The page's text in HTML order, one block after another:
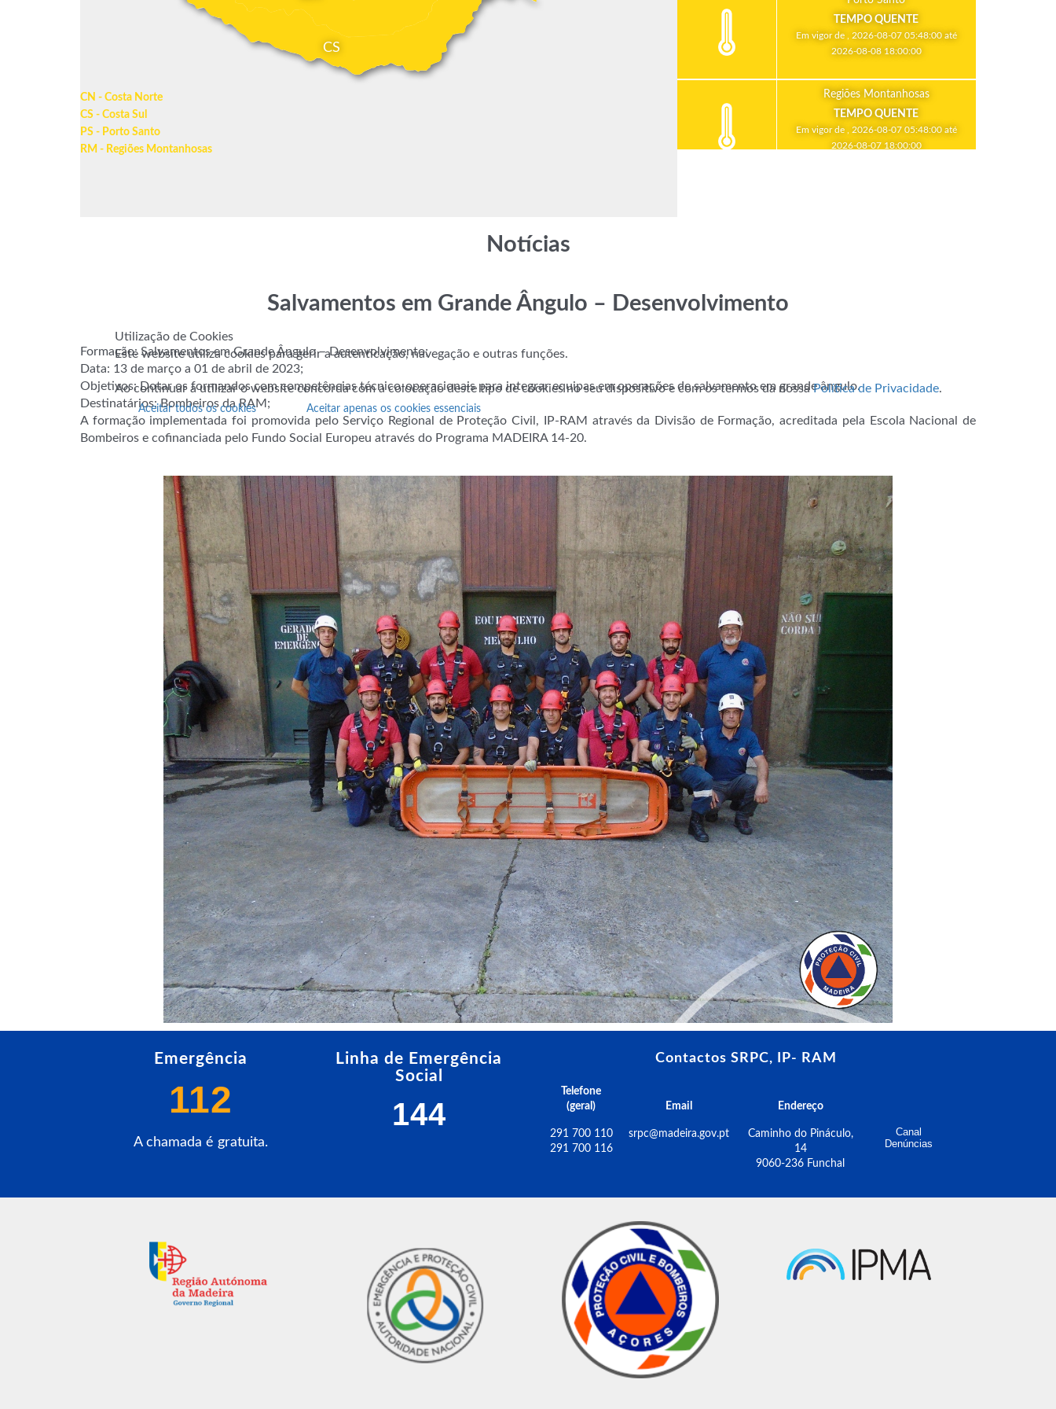
CS
CN - Costa Norte
CS - Costa Sul
PS - Porto Santo
RM - Regiões Montanhosas
TEMPO QUENTE
Em vigor de , 2026-08-07 05:48:00 até
2026-08-08 18:00:00
Regiões Montanhosas
TEMPO QUENTE
Em vigor de , 2026-08-07 05:48:00 até
2026-08-07 18:00:00
Notícias
Salvamentos em Grande Ângulo – Desenvolvimento
Formação: Salvamentos em Grande Ângulo – Desenvolvimento;
Data: 13 de março a 01 de abril de 2023;
Objetivos: Dotar os formandos com competências técnico-operacionais para integrar equipas em operações de salvamento em grande ângulo.
Destinatários: Bombeiros da RAM;
A formação implementada foi promovida pelo Serviço Regional de Proteção Civil, IP-RAM através da Divisão de Formação, acreditada pela Escola Nacional de
Bombeiros e cofinanciada pelo Fundo Social Europeu através do Programa MADEIRA 14-20.
Emergência
112
A chamada é gratuita.
Linha de Emergência
Social
144
Contactos SRPC, IP- RAM
Telefone
(geral)
Email Endereço
291 700 110
291 700 116
srpc@madeira.gov.pt
Caminho do Pináculo,
14
9060-236 Funchal
Canal
Denúncias
Utilização de Cookies
Este website utiliza cookies para gerir a autenticação, navegação e outras funções.
Ao continuar a utilizar o website concorda com a colocação deste tipo de cookies no seu dispositivo e com os termos da nossaPolítica de Privacidade.
Aceitar todos os cookies Aceitar apenas os cookies essenciais